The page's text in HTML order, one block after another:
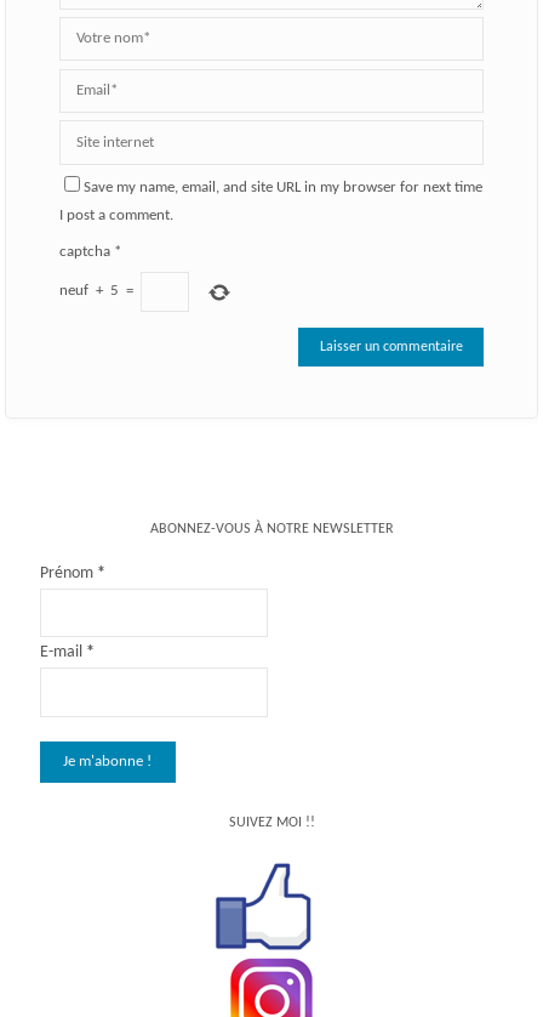
Save my name, email, and site URL in my browser for next time
I post a comment.
captcha*
neuf + 5 =
ABONNEZ-VOUS À NOTRE NEWSLETTER
Prénom *
E-mail *
SUIVEZ MOI !!